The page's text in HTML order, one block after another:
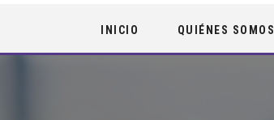
content
INICIO QUIÉNES SOMOS